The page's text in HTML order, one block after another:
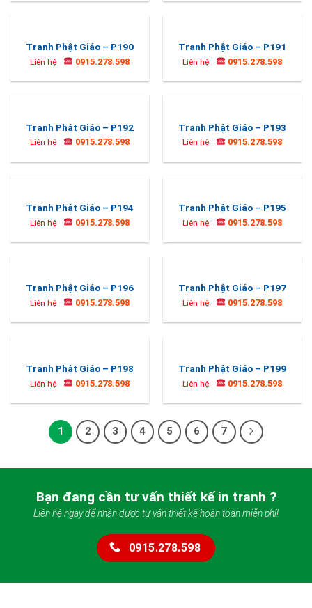
Tranh Phật Giáo – P190
Liên hệ 0915.278.598
Tranh Phật Giáo – P191
Liên hệ 0915.278.598
Tranh Phật Giáo – P192
Liên hệ 0915.278.598
Tranh Phật Giáo – P193
Liên hệ 0915.278.598
Tranh Phật Giáo – P194
Liên hệ 0915.278.598
Tranh Phật Giáo – P195
Liên hệ 0915.278.598
Tranh Phật Giáo – P196
Liên hệ 0915.278.598
Tranh Phật Giáo – P197
Liên hệ 0915.278.598
Tranh Phật Giáo – P198
Liên hệ 0915.278.598
Tranh Phật Giáo – P199
Liên hệ 0915.278.598
1 2 3 4 5 6 7
Bạn đang cần tư vấn thiết kế in tranh ?
Liên hệ ngay để nhận được tư vấn thiết kế hoàn toàn miễn phí!
0915.278.598